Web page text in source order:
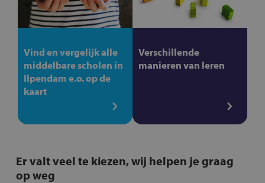
Vind en vergelijk alle
middelbare scholen in
Ilpendam e.o. op de
kaart
Verschillende
manieren van leren
Er valt veel te kiezen, wij helpen je graag
op weg